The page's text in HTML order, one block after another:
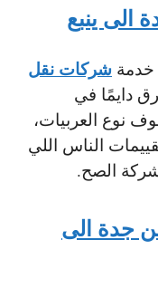
ينبع
خدمة شركات نقل
دايمًا في
نوع العربيات،
الناس اللي
الصح.
جدة الى